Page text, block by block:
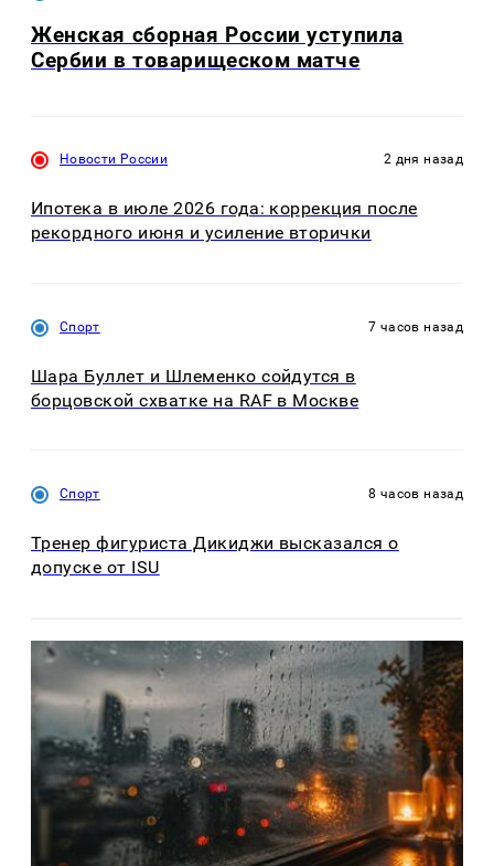
Женская сборная России уступила
Сербии в товарищеском матче
Новости России 2 дня назад
Ипотека в июле 2026 года: коррекция после
рекордного июня и усиление вторички
Спорт 7 часов назад
Шара Буллет и Шлеменко сойдутся в
борцовской схватке на RAF в Москве
Спорт 8 часов назад
Тренер фигуриста Дикиджи высказался о
допуске от ISU